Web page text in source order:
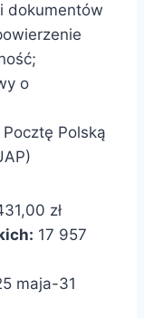
dokumentów
o
Polską
zł
17 957
maja-31